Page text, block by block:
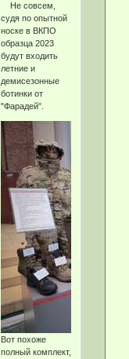
Не совсем,
судя по опытной
носке в ВКПО
образца 2023
будут входить
летние и
демисезонные
ботинки от
"Фарадей".
Вот похоже
полный комплект,